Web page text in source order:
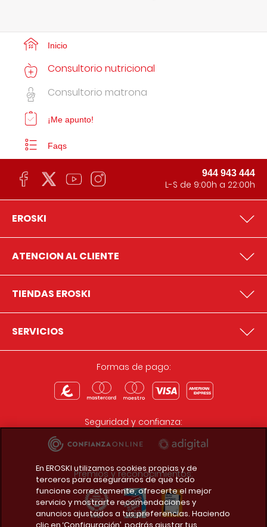
Inicio
Consultorio nutricional
Consultorio matrona
¡Me apunto!
Faqs
944 943 444
L-S de 9:00h a 22:00h
EROSKI
ATENCION AL CLIENTE
TIENDAS EROSKI
SERVICIOS
Formas de pago:
Seguridad y confianza:
Premios y reconocimientos:
En EROSKI utilizamos cookies propias y de
terceros para asegurarnos de que todo
funcione correctamente, ofrecerte el mejor
servicio y mostrarte recomendaciones y
anuncios ajustados a tus preferencias. Haciendo
clic en ‘Configuración’, podrás ajustar tus